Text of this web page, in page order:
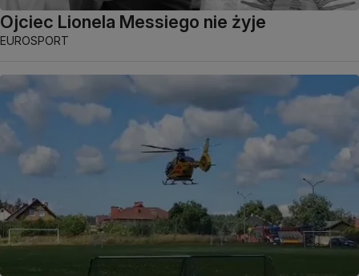
Ojciec Lionela Messiego nie żyje
EUROSPORT